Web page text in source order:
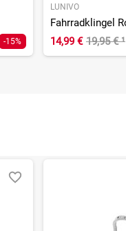
-15%
LUNIVO
14,99 € 19,95 €¹